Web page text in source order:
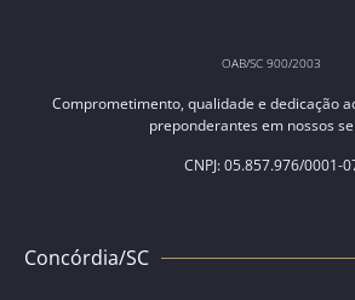
OAB/SC 900/2003
Comprometimento, qualidade e dedicação
preponderantes em nossos
CNPJ: 05.857.976/0001-
Concórdia/SC